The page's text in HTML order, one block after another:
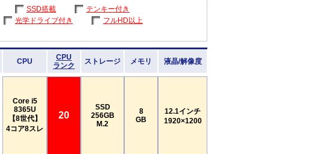
SSD搭載
テンキー付き
光学ドライブ付き
フルHD以上
CPU
CPU
ランク
ストレージ メモリ 液晶/解像度
Core i5
8365U
【8世代】
4コア8スレ
20
SSD
256GB
M.2
8
GB
12.1インチ
1920×1200